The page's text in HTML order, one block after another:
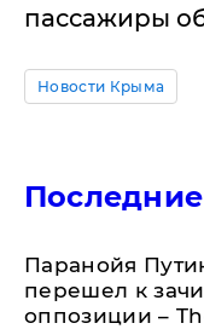
пассажиры
Новости Крыма
Паранойя
перешел к
оппозиции –